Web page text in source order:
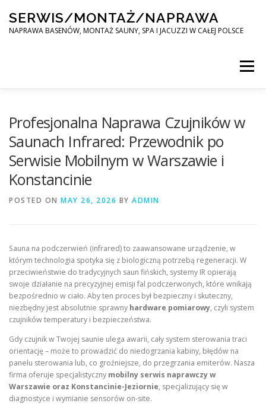
content
SERWIS/MONTAŻ/NAPRAWA
NAPRAWA BASENÓW, MONTAŻ SAUNY, SPA I JACUZZI W CAŁEJ POLSCE
Menu
MONTAŻ SAUNY, SPA, JACUZI W CAŁEJ POLSCE
KONTAKT
Profesjonalna Naprawa Czujników w
Saunach Infrared: Przewodnik po
Serwisie Mobilnym w Warszawie i
Konstancinie
POSTED ON MAY 26, 2026 BY ADMIN
Sauna na podczerwień (infrared) to zaawansowane urządzenie, w
którym technologia spotyka się z biologiczną potrzebą regeneracji. W
przeciwieństwie do tradycyjnych saun fińskich, systemy IR opierają
swoje działanie na precyzyjnej emisji fal podczerwonych, które wnikają
bezpośrednio w ciało. Aby ten proces był bezpieczny i skuteczny,
niezbędny jest absolutnie sprawny hardware pomiarowy, czyli system
czujników temperatury i bezpieczeństwa.
Gdy czujnik w Twojej saunie ulega awarii, cały system sterowania traci
orientację – może to prowadzić do niedogrzania kabiny, błędów na
panelu sterowania lub, co groźniejsze, do przegrzania emiterów. Nasza
firma oferuje specjalistyczny mobilny serwis naprawczy w
Warszawie oraz Konstancinie-Jeziornie, specjalizujący się w
diagnostyce i wymianie sensorów on-site.